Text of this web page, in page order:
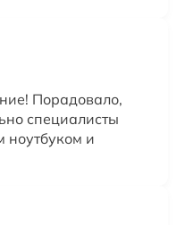
Порадовало,
специалисты
ноутбуком и